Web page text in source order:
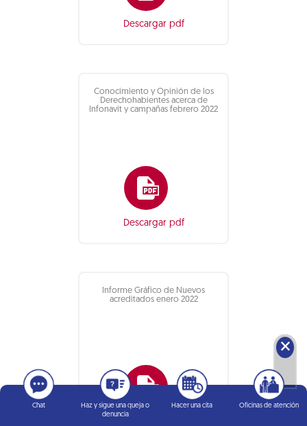
Descargar pdf
Conocimiento y Opinión de los
Derechohabientes acerca de
Infonavit y campañas febrero 2022
Descargar pdf
Informe Gráfico de Nuevos
acreditados enero 2022
🗙
Chat
Haz y sigue una queja o
denuncia
Hacer una cita Oficinas de atención